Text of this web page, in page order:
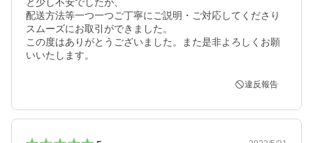
配送方法等一つ一つご丁寧にご説明・ご対応してくださり
スムーズにお取引ができました。
この度はありがとうございました。また是非よろしくお願
違反報告